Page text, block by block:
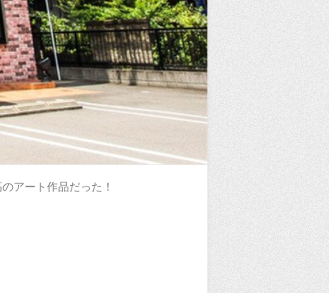
アート作品だった！